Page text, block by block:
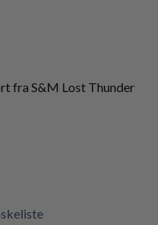
fra S&M Lost Thunder